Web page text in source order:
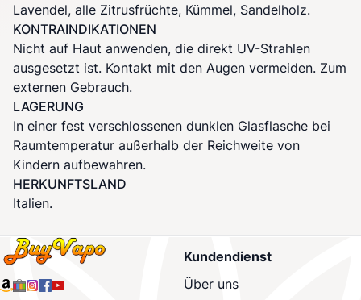
Lavendel, alle Zitrusfrüchte, Kümmel, Sandelholz.
KONTRAINDIKATIONEN
Nicht auf Haut anwenden, die direkt UV-Strahlen
ausgesetzt ist. Kontakt mit den Augen vermeiden. Zum
externen Gebrauch.
LAGERUNG
In einer fest verschlossenen dunklen Glasflasche bei
Raumtemperatur außerhalb der Reichweite von
Kindern aufbewahren.
HERKUNFTSLAND
Italien.
Kundendienst
Über uns